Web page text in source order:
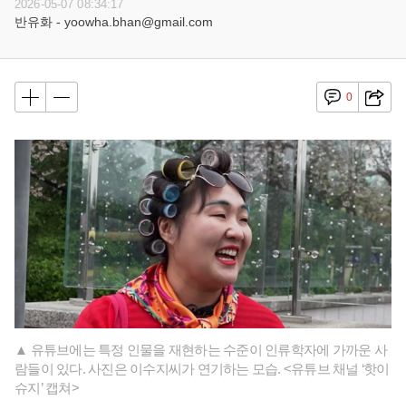
2026-05-07 08:34:17
반유화 - yoowha.bhan@gmail.com
0
▲ 유튜브에는 특정 인물을 재현하는 수준이 인류학자에 가까운 사
람들이 있다. 사진은 이수지씨가 연기하는 모습. <유튜브 채널 ‘핫이
슈지’ 캡쳐>